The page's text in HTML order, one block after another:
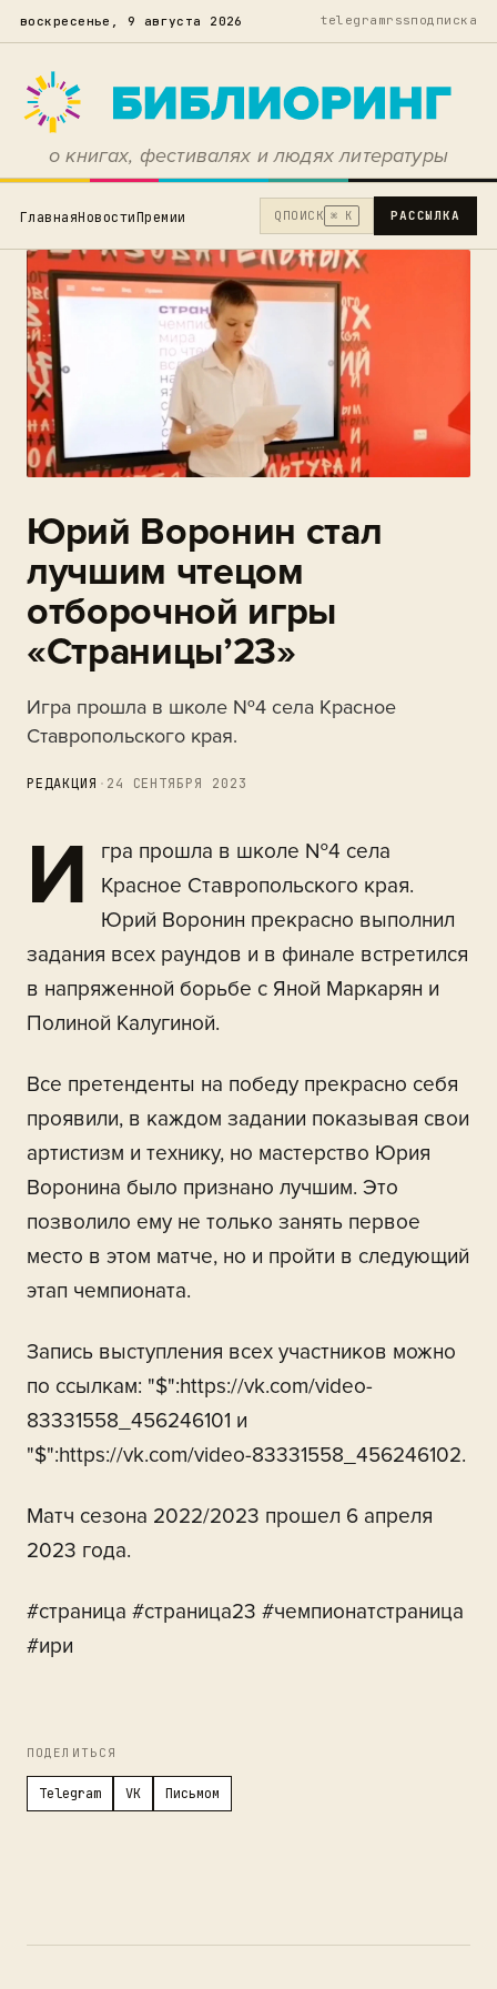
воскресенье, 9 августа 2026 telegramrssподписка
о книгах, фестивалях и людях литературы
ГлавнаяНовостиПремии Q ПОИСК ⌘ K РАССЫЛКА
Юрий Воронин стал
лучшим чтецом
отборочной игры
«Страницы’23»
Игра прошла в школе №4 села Красное
Ставропольского края.
РЕДАКЦИЯ · 24 СЕНТЯБРЯ 2023
И
гра прошла в школе №4 села
Красное Ставропольского края.
Юрий Воронин прекрасно выполнил
задания всех раундов и в финале встретился
в напряженной борьбе с Яной Маркарян и
Полиной Калугиной.
Все претенденты на победу прекрасно себя
проявили, в каждом задании показывая свои
артистизм и технику, но мастерство Юрия
Воронина было признано лучшим. Это
позволило ему не только занять первое
место в этом матче, но и пройти в следующий
этап чемпионата.
Запись выступления всех участников можно
по ссылкам: "$":https://vk.com/video-
83331558_456246101 и
"$":https://vk.com/video-83331558_456246102.
Матч сезона 2022/2023 прошел 6 апреля
2023 года.
#страница #страница23 #чемпионатстраница
#ири
ПОДЕЛИТЬСЯ
Telegram VK Письмом